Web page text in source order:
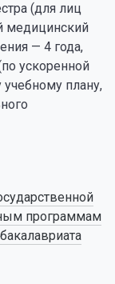
(для лиц
медицинский
— 4 года,
ускоренной
плану,
программам